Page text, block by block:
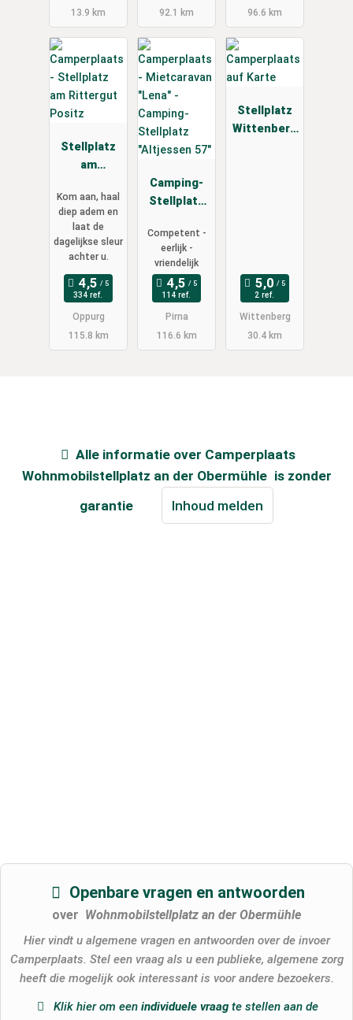
13.9 km
92.1 km
96.6 km
Stellplatz
am
Positz
Kom aan, haal
diep adem en
laat de
dagelijkse sleur
achter u.
334 ref.
Oppurg
115.8 km
Camping-
Stellplatz
57"
Competent -
eerlijk -
vriendelijk
114 ref.
Pirna
116.6 km
Stellplatz
Wittenberg
2 ref.
Wittenberg
30.4 km
Alle informatie over Camperplaats
Wohnmobilstellplatz an der Obermühle is zonder
garantie
Inhoud melden
Openbare vragen en antwoorden
over Wohnmobilstellplatz an der Obermühle
Hier vindt u algemene vragen en antwoorden over de invoer
Camperplaats. Stel een vraag als u een publieke, algemene zorg
heeft die mogelijk ook interessant is voor andere bezoekers.
Klik hier om een ​​individuele vraagte stellen aan de